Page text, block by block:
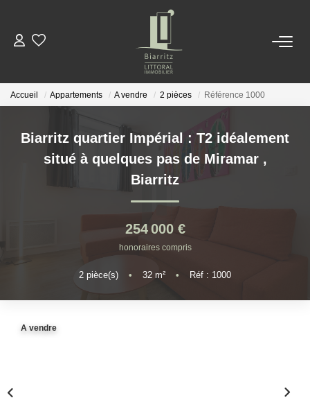
NOS BIENS
ESTIMER
ACTUALITÉS
CONTACT
Accueil Appartements A vendre 2 pièces Référence 1000
Biarritz quartier Impérial : T2 idéalement
situé à quelques pas de Miramar ,
Biarritz
254 000 €
honoraires compris
2 pièce(s) • 32 m² • Réf : 1000
A vendre